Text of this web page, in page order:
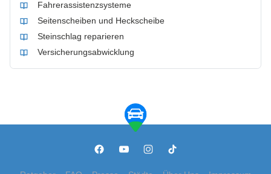
Fahrerassistenzsysteme
Seitenscheiben und Heckscheibe
Steinschlag reparieren
Versicherungsabwicklung